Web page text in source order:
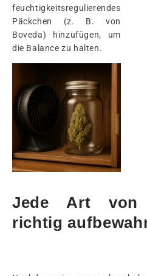
feuchtigkeitsregulierendes
Päckchen (z. B. von
Boveda) hinzufügen, um
die Balance zu halten.
Jede Art von
richtig